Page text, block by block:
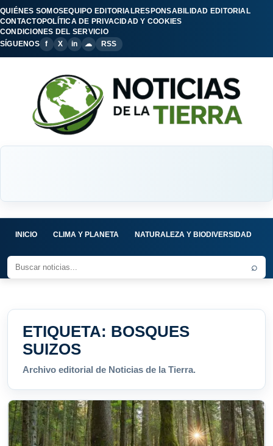
QUIÉNES SOMOSEQUIPO EDITORIALRESPONSABILIDAD EDITORIAL
CONTACTOPOLÍTICA DE PRIVACIDAD Y COOKIES
CONDICIONES DEL SERVICIO
SÍGUENOS
f X in ☁ RSS
INICIO CLIMA Y PLANETA NATURALEZA Y BIODIVERSIDAD
⌕
ETIQUETA: BOSQUES
SUIZOS
Archivo editorial de Noticias de la Tierra.